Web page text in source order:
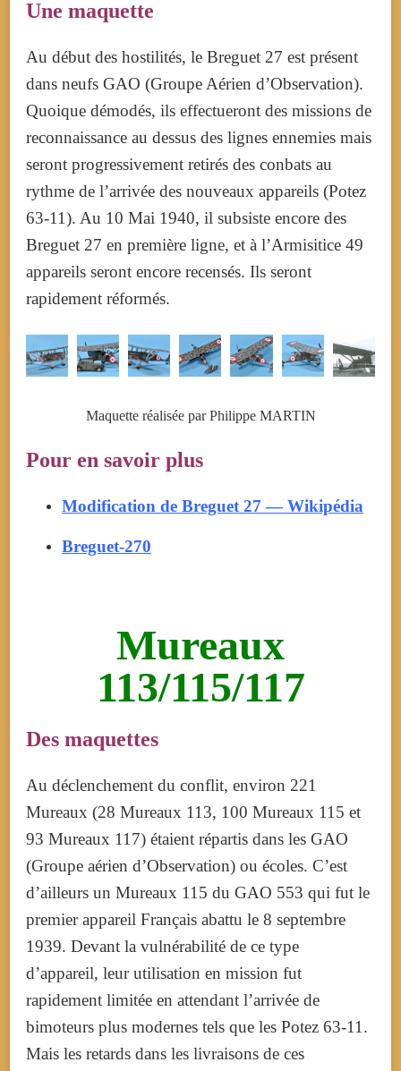
Une maquette
Au début des hostilités, le Breguet 27 est présent
dans neufs GAO (Groupe Aérien d’Observation).
Quoique démodés, ils effectueront des missions de
reconnaissance au dessus des lignes ennemies mais
seront progressivement retirés des conbats au
rythme de l’arrivée des nouveaux appareils (Potez
63-11). Au 10 Mai 1940, il subsiste encore des
Breguet 27 en première ligne, et à l’Armisitice 49
appareils seront encore recensés. Ils seront
rapidement réformés.
Maquette réalisée par Philippe MARTIN
Pour en savoir plus
Modification de Breguet 27 — Wikipédia
Breguet-270
Mureaux
113/115/117
Des maquettes
Au déclenchement du conflit, environ 221
Mureaux (28 Mureaux 113, 100 Mureaux 115 et
93 Mureaux 117) étaient répartis dans les GAO
(Groupe aérien d’Observation) ou écoles. C’est
d’ailleurs un Mureaux 115 du GAO 553 qui fut le
premier appareil Français abattu le 8 septembre
1939. Devant la vulnérabilité de ce type
d’appareil, leur utilisation en mission fut
rapidement limitée en attendant l’arrivée de
bimoteurs plus modernes tels que les Potez 63-11.
Mais les retards dans les livraisons de ces